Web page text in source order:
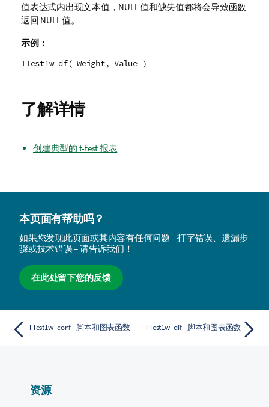
值表达式内出现文本值， NULL值和缺失值都将会导致函数
返回 NULL值。
示例：
TTest1w_df( Weight, Value )
了解详情
创建典型的 t-test 报表
本页面有帮助吗？
如果您发现此页面或其内容有任何问题 – 打字错误、遗漏步
骤或技术错误 – 请告诉我们！
在此处留下您的反馈
TTest1w_conf - 脚本和图表函数 TTest1w_dif - 脚本和图表函数
资源